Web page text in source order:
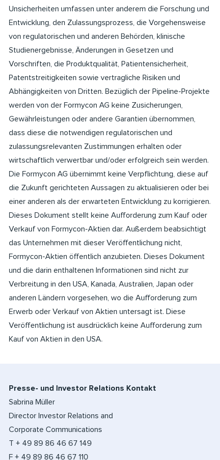
Unsicherheiten umfassen unter anderem die Forschung und
Entwicklung, den Zulassungsprozess, die Vorgehensweise
von regulatorischen und anderen Behörden, klinische
Studienergebnisse, Änderungen in Gesetzen und
Vorschriften, die Produktqualität, Patientensicherheit,
Patentstreitigkeiten sowie vertragliche Risiken und
Abhängigkeiten von Dritten. Bezüglich der Pipeline-Projekte
werden von der Formycon AG keine Zusicherungen,
Gewährleistungen oder andere Garantien übernommen,
dass diese die notwendigen regulatorischen und
zulassungsrelevanten Zustimmungen erhalten oder
wirtschaftlich verwertbar und/oder erfolgreich sein werden.
Die Formycon AG übernimmt keine Verpflichtung, diese auf
die Zukunft gerichteten Aussagen zu aktualisieren oder bei
einer anderen als der erwarteten Entwicklung zu korrigieren.
Dieses Dokument stellt keine Aufforderung zum Kauf oder
Verkauf von Formycon-Aktien dar. Außerdem beabsichtigt
das Unternehmen mit dieser Veröffentlichung nicht,
Formycon-Aktien öffentlich anzubieten. Dieses Dokument
und die darin enthaltenen Informationen sind nicht zur
Verbreitung in den USA, Kanada, Australien, Japan oder
anderen Ländern vorgesehen, wo die Aufforderung zum
Erwerb oder Verkauf von Aktien untersagt ist. Diese
Veröffentlichung ist ausdrücklich keine Aufforderung zum
Kauf von Aktien in den USA.
Presse- und Investor Relations Kontakt
Sabrina Müller
Director Investor Relations and
Corporate Communications
T + 49 89 86 46 67 149
F + 49 89 86 46 67 110